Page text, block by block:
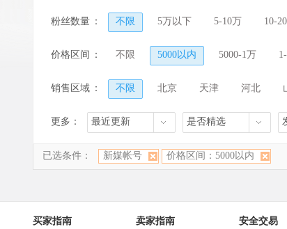
其他
粉丝数量 ： 不限 5万以下 5-10万 10-
价格区间 ： 不限 5000以内 5000-1万
销售区域 ： 不限 北京 天津 河北
河南 湖北 湖南 广东
香港 澳门
更多： 最近更新 是否精选
已选条件： 新媒帐号 价格区间：5000以内
买家指南 卖家指南 安全交易